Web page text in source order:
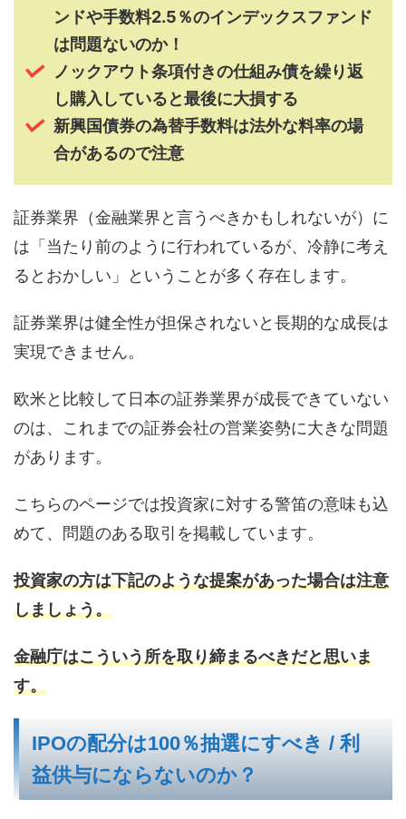
ンドや手数料2.5％のインデックスファンド
は問題ないのか！
ノックアウト条項付きの仕組み債を繰り返
し購入していると最後に大損する
新興国債券の為替手数料は法外な料率の場
合があるので注意
証券業界（金融業界と言うべきかもしれないが）に
は「当たり前のように行われているが、冷静に考え
るとおかしい」ということが多く存在します。
証券業界は健全性が担保されないと長期的な成長は
実現できません。
欧米と比較して日本の証券業界が成長できていない
のは、これまでの証券会社の営業姿勢に大きな問題
があります。
こちらのページでは投資家に対する警笛の意味も込
めて、問題のある取引を掲載しています。
投資家の方は下記のような提案があった場合は注意
しましょう。
金融庁はこういう所を取り締まるべきだと思いま
す。
IPOの配分は100％抽選にすべき / 利
益供与にならないのか？